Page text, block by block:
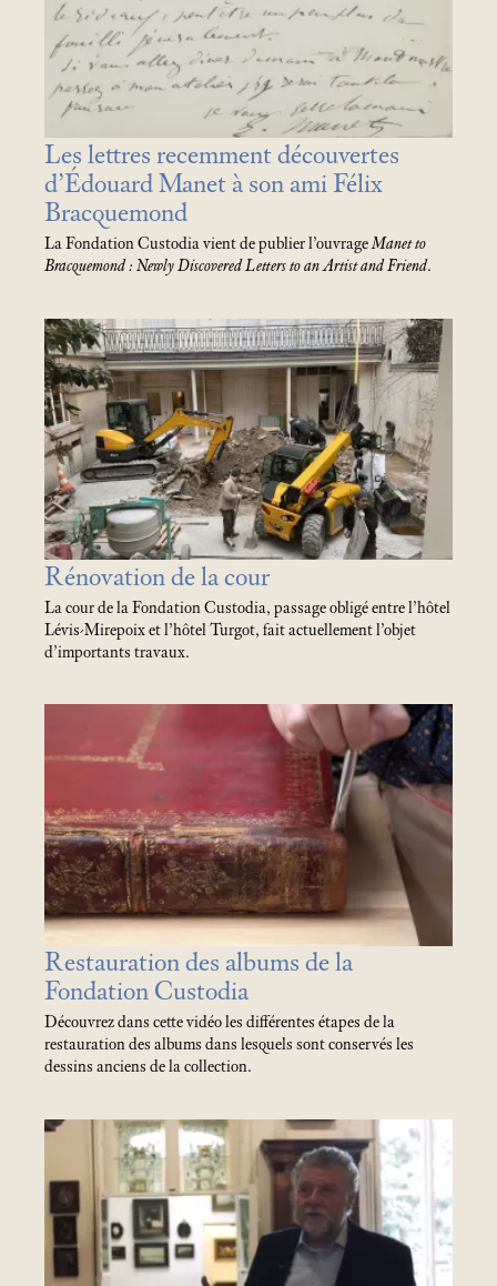
Les lettres recemment découvertes
d’Édouard Manet à son ami Félix
Bracquemond
La Fondation Custodia vient de publier l’ouvrageManet to
Bracquemond : Newly Discovered Letters to an Artist and Friend.
Rénovation de la cour
La cour de la Fondation Custodia, passage obligé entre l’hôtel
Lévis-Mirepoix et l’hôtel Turgot, fait actuellement l’objet
d’importants travaux.
Restauration des albums de la
Fondation Custodia
Découvrez dans cette vidéo les différentes étapes de la
restauration des albums dans lesquels sont conservés les
dessins anciens de la collection.